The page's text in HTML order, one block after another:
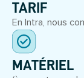
TARIF
En Intra, nous
MATÉRIEL